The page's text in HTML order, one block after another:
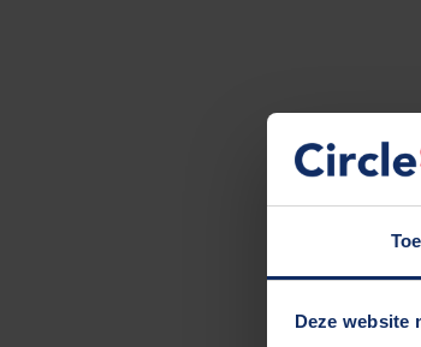
Deze website